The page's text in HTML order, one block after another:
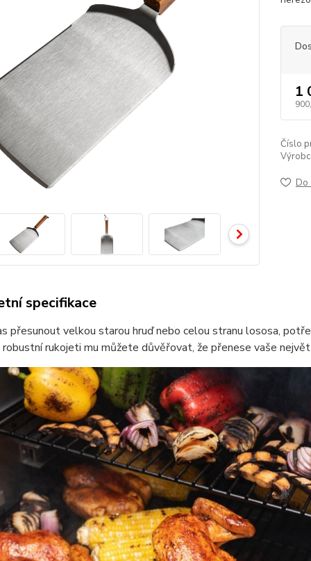
1
Číslo
Do
specifikace
přesunout velkou starou hruď nebo celou stranu lososa,
robustní rukojeti mu můžete důvěřovat, že přenese vaše